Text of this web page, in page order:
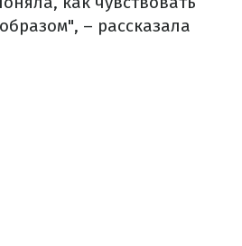
– рассказала